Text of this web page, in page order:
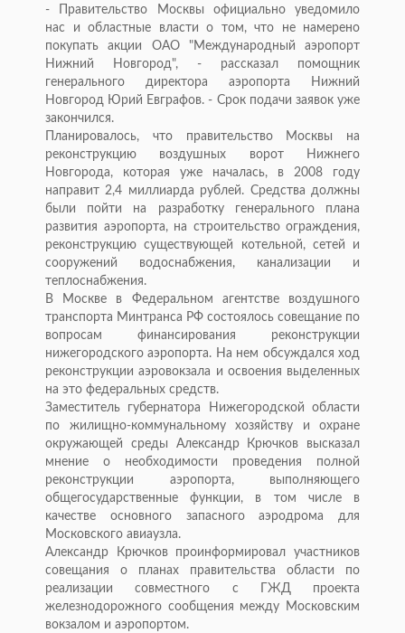
- Правительство Москвы официально уведомило
нас и областные власти о том, что не намерено
покупать акции ОАО "Международный аэропорт
Нижний Новгород", - рассказал помощник
генерального директора аэропорта Нижний
Новгород Юрий Евграфов. - Срок подачи заявок уже
закончился.
Планировалось, что правительство Москвы на
реконструкцию воздушных ворот Нижнего
Новгорода, которая уже началась, в 2008 году
направит 2,4 миллиарда рублей. Средства должны
были пойти на разработку генерального плана
развития аэропорта, на строительство ограждения,
реконструкцию существующей котельной, сетей и
сооружений водоснабжения, канализации и
теплоснабжения.
В Москве в Федеральном агентстве воздушного
транспорта Минтранса РФ состоялось совещание по
вопросам финансирования реконструкции
нижегородского аэропорта. На нем обсуждался ход
реконструкции аэровокзала и освоения выделенных
на это федеральных средств.
Заместитель губернатора Нижегородской области
по жилищно-коммунальному хозяйству и охране
окружающей среды Александр Крючков высказал
мнение о необходимости проведения полной
реконструкции аэропорта, выполняющего
общегосударственные функции, в том числе в
качестве основного запасного аэродрома для
Московского авиаузла.
Александр Крючков проинформировал участников
совещания о планах правительства области по
реализации совместного с ГЖД проекта
железнодорожного сообщения между Московским
вокзалом и аэропортом.